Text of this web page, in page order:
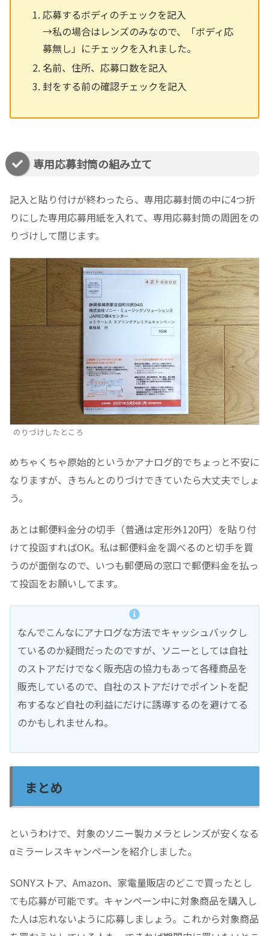
応募するボディのチェックを記入
→私の場合はレンズのみなので、「ボディ応
募無し」にチェックを入れました。
名前、住所、応募口数を記入
封をする前の確認チェックを記入
専用応募封筒の組み立て
記入と貼り付けが終わったら、専用応募封筒の中に4つ折
りにした専用応募用紙を入れて、専用応募封筒の周囲をの
りづけして閉じます。
のりづけしたところ
めちゃくちゃ原始的というかアナログ的でちょっと不安に
なりますが、きちんとのりづけできていたら大丈夫でしょ
う。
あとは郵便料金分の切手（普通は定形外120円）を貼り付
けて投函すればOK。私は郵便料金を調べるのと切手を買
うのが面倒なので、いつも郵便局の窓口で郵便料金を払っ
て投函をお願いしてます。
なんでこんなにアナログな方法でキャッシュバックし
ているのか疑問だったのですが、ソニーとしては自社
のストアだけでなく販売店の協力もあって各種商品を
販売しているので、自社のストアだけでポイントを配
布するなど自社の利益にだけに誘導するのを避けてる
のかもしれませんね。
まとめ
というわけで、対象のソニー製カメラとレンズが安くなる
αミラーレスキャンペーンを紹介しました。
SONYストア、Amazon、家電量販店のどこで買ったとし
ても応募が可能です。キャンペーン中に対象商品を購入し
た人は忘れないように応募しましょう。これから対象商品